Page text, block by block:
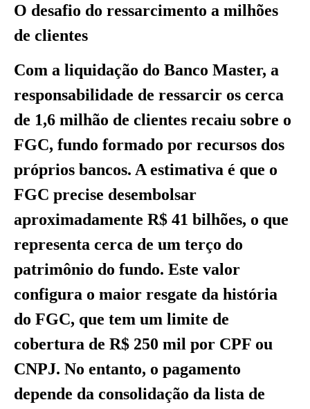
O desafio do ressarcimento a milhões
de clientes
Com a liquidação do Banco Master, a
responsabilidade de ressarcir os cerca
de 1,6 milhão de clientes recaiu sobre o
FGC, fundo formado por recursos dos
próprios bancos. A estimativa é que o
FGC precise desembolsar
aproximadamente R$ 41 bilhões, o que
representa cerca de um terço do
patrimônio do fundo. Este valor
configura o maior resgate da história
do FGC, que tem um limite de
cobertura de R$ 250 mil por CPF ou
CNPJ. No entanto, o pagamento
depende da consolidação da lista de